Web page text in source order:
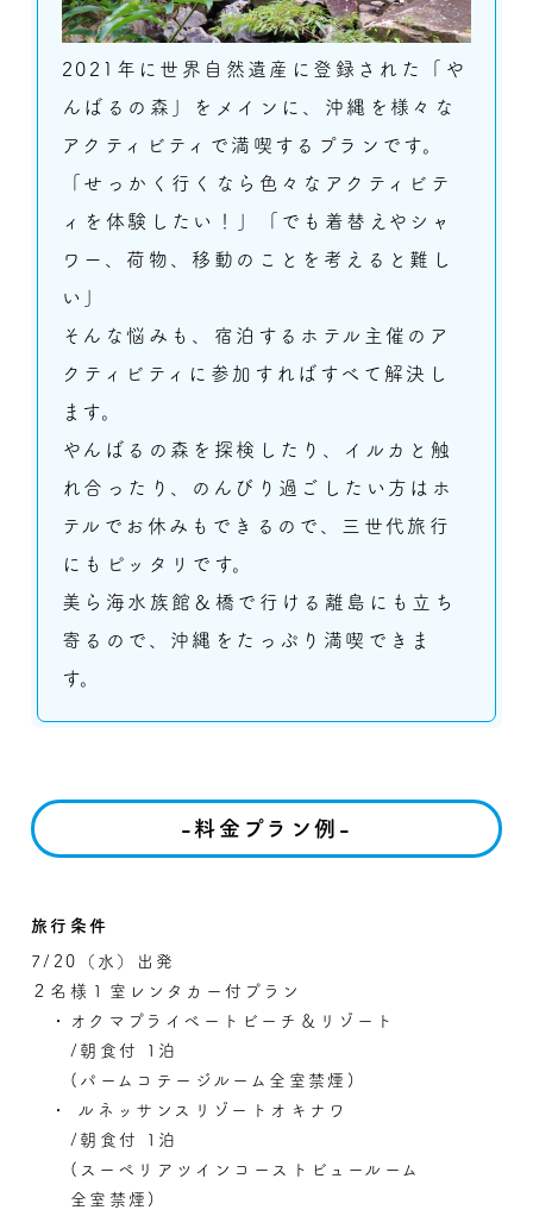
2021年に世界自然遺産に登録された「や
んばるの森」をメインに、沖縄を様々な
アクティビティで満喫するプランです。
「せっかく行くなら色々なアクティビテ
ィを体験したい！」「でも着替えやシャ
ワー、荷物、移動のことを考えると難し
い」
そんな悩みも、宿泊するホテル主催のア
クティビティに参加すればすべて解決し
ます。
やんばるの森を探検したり、イルカと触
れ合ったり、のんびり過ごしたい方はホ
テルでお休みもできるので、三世代旅行
にもピッタリです。
美ら海水族館＆橋で行ける離島にも立ち
寄るので、沖縄をたっぷり満喫できま
す。
-料金プラン例-
旅行条件
7/20（水）出発
２名様１室レンタカー付プラン
・オクマプライベートビーチ＆リゾート
/朝食付 1泊
(パームコテージルーム全室禁煙)
・ ルネッサンスリゾートオキナワ
/朝食付 1泊
(スーペリアツインコーストビュールーム
全室禁煙)